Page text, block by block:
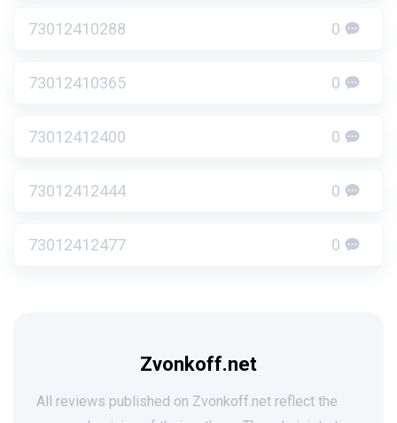
73012410288 0
73012410365 0
73012412400 0
73012412444 0
73012412477 0
Zvonkoff.net
All reviews published on Zvonkoff.net reflect the